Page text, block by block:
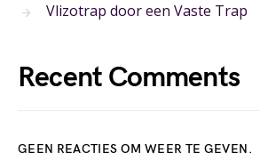
Vlizotrap door een Vaste Trap
Recent Comments
GEEN REACTIES OM WEER TE GEVEN.